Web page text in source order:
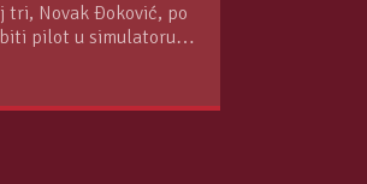
tri, Novak Đoković, po
pilot u simulatoru
u ponedeljak.